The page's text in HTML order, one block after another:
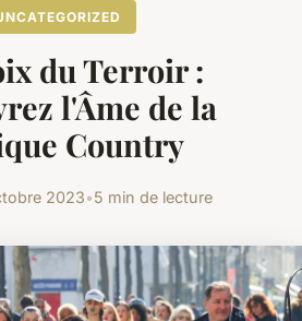
du Terroir :
l'Âme de la
Country
2023•5 min de lecture